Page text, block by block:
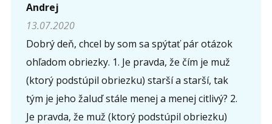
Andrej
13.07.2020
Dobrý deň, chcel by som sa spýtať pár otázok
ohľadom obriezky. 1. Je pravda, že čím je muž
(ktorý podstúpil obriezku) starší a starší, tak
tým je jeho žaluď stále menej a menej citlivý? 2.
Je pravda, že muž (ktorý podstúpil obriezku)